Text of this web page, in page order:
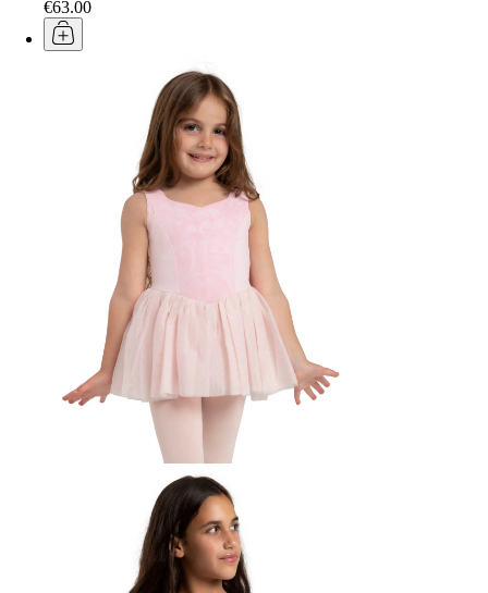
€63.00